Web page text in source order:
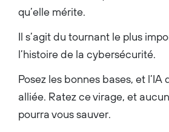
qu’elle mérite.
Il s’agit du tournant le plus
l’histoire de la cybersécurité.
Posez les bonnes bases, et
alliée. Ratez ce virage, et
pourra vous sauver.